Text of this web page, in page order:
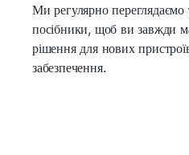
Ми регулярно
посібники, щоб ви завжди
рішення для нових
забезпечення.